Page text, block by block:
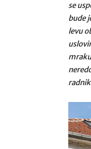
se
bude
levu